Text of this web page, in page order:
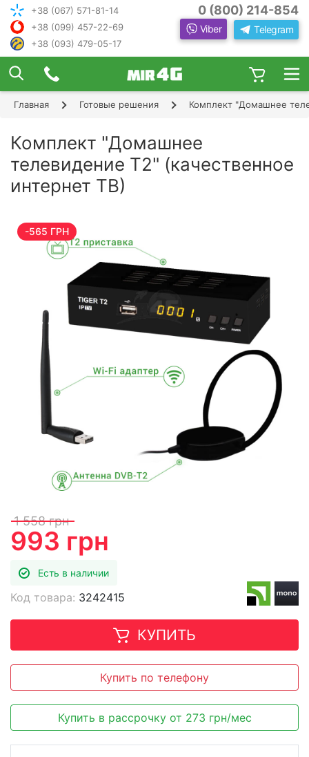
+38 (067) 571-81-14
+38 (099) 457-22-69
+38 (093) 479-05-17
0 (800) 214-854
Viber Telegram
Главная Готовые решения Комплект "Домашнее
Комплект "Домашнее
телевидение Т2" (качественное
интернет ТВ)
-565 ГРН
1 558 грн
993 грн
Есть в наличии
Код товара: 3242415
КУПИТЬ
Купить по телефону
Купить в рассрочку от 273 грн/мес
ПОДОБРАТЬ ИНТЕРНЕТ С ИН
ЖЕНЕРОМ-
КОНСУЛЬТАНТОМ
Чтобы выбрать лучшего оператора и
оборудование, ответьте, пожалуйста, на
следую
щие вопросы:
В каком населенном пункте Вы хотите
пользоваться Интернетом?
×
Шаг 1
Шаг 3